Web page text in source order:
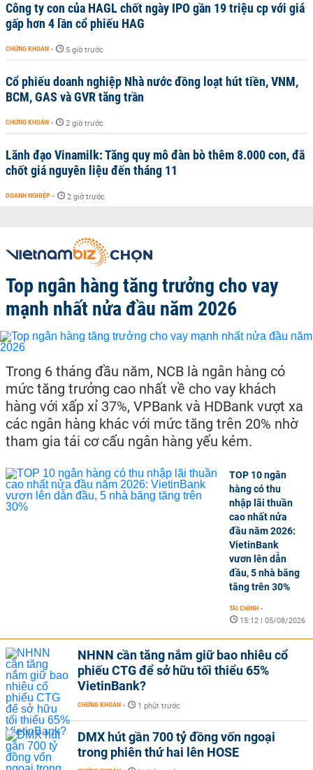
Công ty con của HAGL chốt ngày IPO gần 19 triệu cp với giá
gấp hơn 4 lần cổ phiếu HAG
CHỨNG KHOÁN - 5 giờ trước
Cổ phiếu doanh nghiệp Nhà nước đồng loạt hút tiền, VNM,
BCM, GAS và GVR tăng trần
CHỨNG KHOÁN - 2 giờ trước
Lãnh đạo Vinamilk: Tăng quy mô đàn bò thêm 8.000 con, đã
chốt giá nguyên liệu đến tháng 11
DOANH NGHIỆP - 2 giờ trước
Top ngân hàng tăng trưởng cho vay
mạnh nhất nửa đầu năm 2026
Trong 6 tháng đầu năm, NCB là ngân hàng có
mức tăng trưởng cao nhất về cho vay khách
hàng với xấp xỉ 37%, VPBank và HDBank vượt xa
các ngân hàng khác với mức tăng trên 20% nhờ
tham gia tái cơ cấu ngân hàng yếu kém.
TOP 10 ngân
hàng có thu
nhập lãi thuần
cao nhất nửa
đầu năm 2026:
VietinBank
vươn lên dẫn
đầu, 5 nhà băng
tăng trên 30%
TÀI CHÍNH -
15:12 | 05/08/2026
NHNN cần tăng nắm giữ bao nhiêu cổ
phiếu CTG để sở hữu tối thiểu 65%
VietinBank?
CHỨNG KHOÁN - 1 phút trước
DMX hút gần 700 tỷ đồng vốn ngoại
trong phiên thứ hai lên HOSE